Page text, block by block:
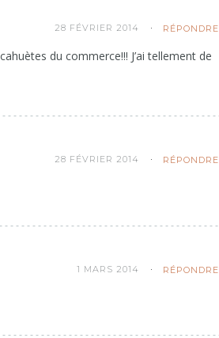
28 FÉVRIER 2014 RÉPONDRE
du commerce!!! J’ai tellement de
28 FÉVRIER 2014 RÉPONDRE
1 MARS 2014 RÉPONDRE